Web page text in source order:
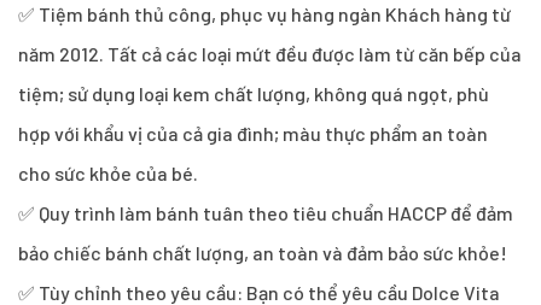
✅ Tiệm bánh thủ công, phục vụ hàng ngàn Khách hàng từ
năm 2012. Tất cả các loại mứt đều được làm từ căn bếp của
tiệm; sử dụng loại kem chất lượng, không quá ngọt, phù
hợp với khẩu vị của cả gia đình; màu thực phẩm an toàn
cho sức khỏe của bé.
✅ Quy trình làm bánh tuân theo tiêu chuẩn HACCP để đảm
bảo chiếc bánh chất lượng, an toàn và đảm bảo sức khỏe!
✅ Tùy chỉnh theo yêu cầu: Bạn có thể yêu cầu Dolce Vita